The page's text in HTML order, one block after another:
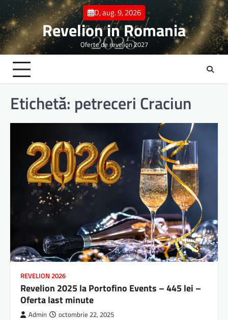
Skip
to
content
D, aug. 9, 2026
Revelion in Romania
Oferte de revelion 2027
Etichetă: petreceri Craciun
REVELION 2026
Revelion 2025 la Portofino Events – 445 lei –
Oferta last minute
Admin octombrie 22, 2025